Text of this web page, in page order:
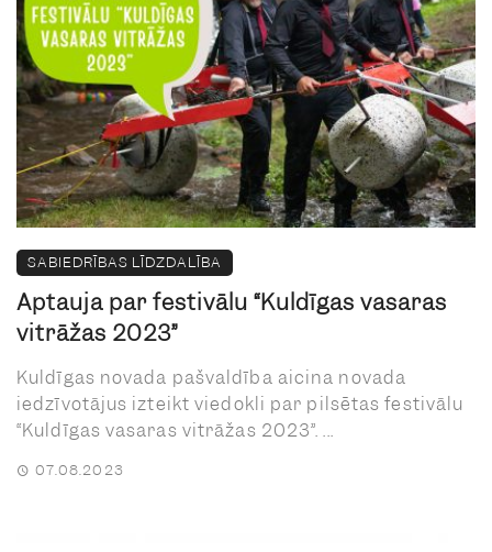
SABIEDRĪBAS LĪDZDALĪBA
Aptauja par festivālu “Kuldīgas vasaras
vitrāžas 2023”
Kuldīgas novada pašvaldība aicina novada
iedzīvotājus izteikt viedokli par pilsētas festivālu
“Kuldīgas vasaras vitrāžas 2023”. ...
07.08.2023